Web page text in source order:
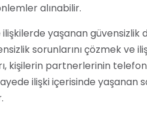
alınabilir.
ilişkilerde yaşanan güvensizlik
sorunlarını çözmek ve
kişilerin partnerlerinin
ilişki içerisinde yaşanan